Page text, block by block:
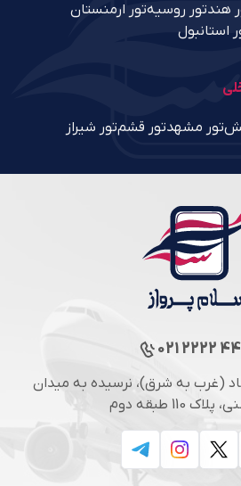
هندتور روسیهتور ارمنستان
استانبول
تور مشهدتور قشمتور شیراز
021 2222
(غرب به شرق)، نرسیده به میدان
110 طبقه دوم